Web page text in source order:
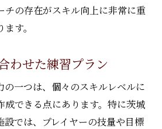
チの存在がスキル向上に非常に重
す。
わせた練習プラン
の一つは、個々のスキルレベルに
成できる点にあります。特に茨城
設では、プレイヤーの技量や目標